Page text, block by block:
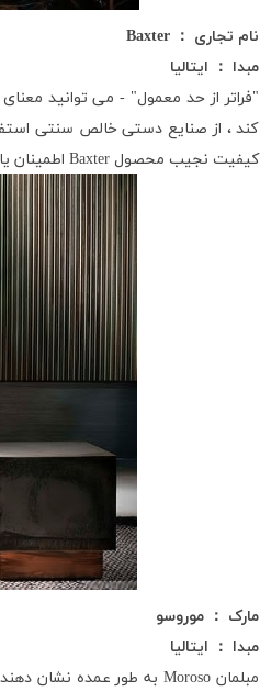
نام تجاری ：
Baxter
مبدا ： ایتالیا
"فراتر از حد معمول" - می توانید
کند ، از صنایع دستی خالص سنتی
کیفیت نجیب محصولBaxter اطمینان
مارک ： موروسو
مبدا ： ایتالیا
مبلمانMoroso به طور عمده نشان